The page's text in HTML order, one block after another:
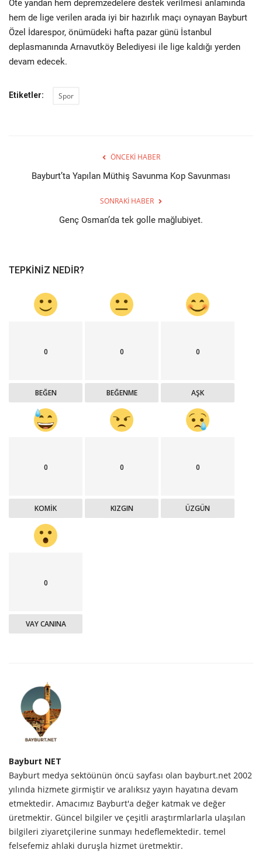
Öte yandan hem depremzedelere destek verilmesi anlamında
hem de lige verilen arada iyi bir hazırlık maçı oynayan Bayburt
Özel İdarespor, önümüdeki hafta pazar günü İstanbul
deplasmanında Arnavutköy Belediyesi ile lige kaldığı yerden
devam edecek.
Etiketler: Spor
ÖNCEKI HABER
Bayburt’ta Yapılan Müthiş Savunma Kop Savunması
SONRAKI HABER
Genç Osman’da tek golle mağlubiyet.
TEPKINIZ NEDIR?
0
BEĞEN
0
BEĞENME
0
AŞK
0
KOMIK
0
KIZGIN
0
ÜZGÜN
0
VAY CANINA
Bayburt NET
Bayburt medya sektöünün öncü sayfası olan bayburt.net 2002
yılında hizmete girmiştir ve aralıksız yayın hayatına devam
etmektedir. Amacımız Bayburt'a değer katmak ve değer
üretmektir. Güncel bilgiler ve çeşitli araştırmlarlarla ulaşılan
bilgileri ziyaretçilerine sunmayı hedeflemektedir. temel
felsefemiz ahlaki duruşla hizmet üretmektir.